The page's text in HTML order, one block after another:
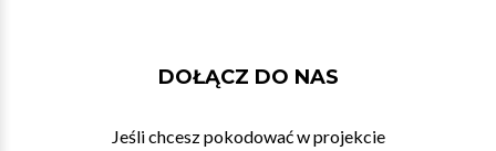
DOŁĄCZ DO NAS
Jeśli chcesz pokodować w projekcie